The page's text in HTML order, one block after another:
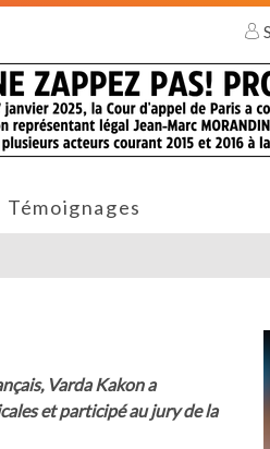
Témoignages
Varda Kakon a
et participé au jury de la